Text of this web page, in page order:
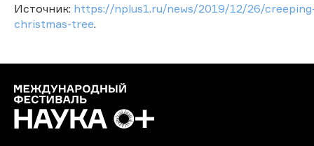
Источник: https://nplus1.ru/news/2019/12/26/
christmas-tree.